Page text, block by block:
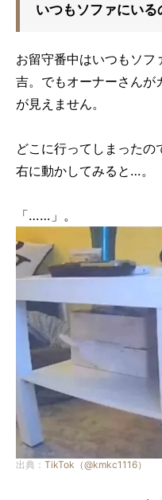
いつもソファにいる
お留守番中はいつもソフ
吉。でもオーナーさんが
が見えません。
どこに行ってしまった
右に動かしてみると…。
「……」。
出典： TikTok（@kmkc1116）